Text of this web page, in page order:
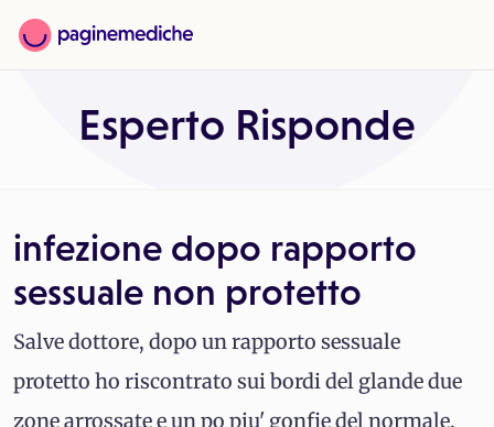
Esperto Risponde
infezione dopo rapporto
sessuale non protetto
Salve dottore, dopo un rapporto sessuale
protetto ho riscontrato sui bordi del glande due
zone arrossate e un po piu' gonfie del normale.